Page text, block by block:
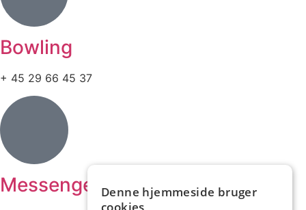
Bowling
+ 45 29 66 45 37
Messenger
Denne hjemmeside bruger